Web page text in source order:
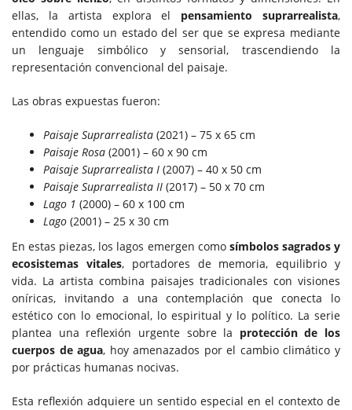
ellas, la artista explora el pensamiento suprarrealista,
entendido como un estado del ser que se expresa mediante
un lenguaje simbólico y sensorial, trascendiendo la
representación convencional del paisaje.
Las obras expuestas fueron:
Paisaje Suprarrealista (2021) – 75 x 65 cm
Paisaje Rosa (2001) – 60 x 90 cm
Paisaje Suprarrealista I (2007) – 40 x 50 cm
Paisaje Suprarrealista II (2017) – 50 x 70 cm
Lago 1 (2000) – 60 x 100 cm
Lago (2001) – 25 x 30 cm
En estas piezas, los lagos emergen como símbolos sagrados y
ecosistemas vitales, portadores de memoria, equilibrio y
vida. La artista combina paisajes tradicionales con visiones
oníricas, invitando a una contemplación que conecta lo
estético con lo emocional, lo espiritual y lo político. La serie
plantea una reflexión urgente sobre la protección de los
cuerpos de agua, hoy amenazados por el cambio climático y
por prácticas humanas nocivas.
Esta reflexión adquiere un sentido especial en el contexto de